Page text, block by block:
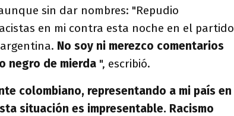
sin dar nombres: "Repudio
en mi contra esta noche en el partido
No soy ni merezco comentarios
negro de mierda ", escribió.
colombiano, representando a mi país en
situación es impresentable. Racismo